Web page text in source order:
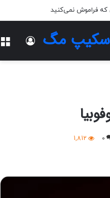
که فراموش نمی‌کنید
اسکیپ مگ
0
1,812